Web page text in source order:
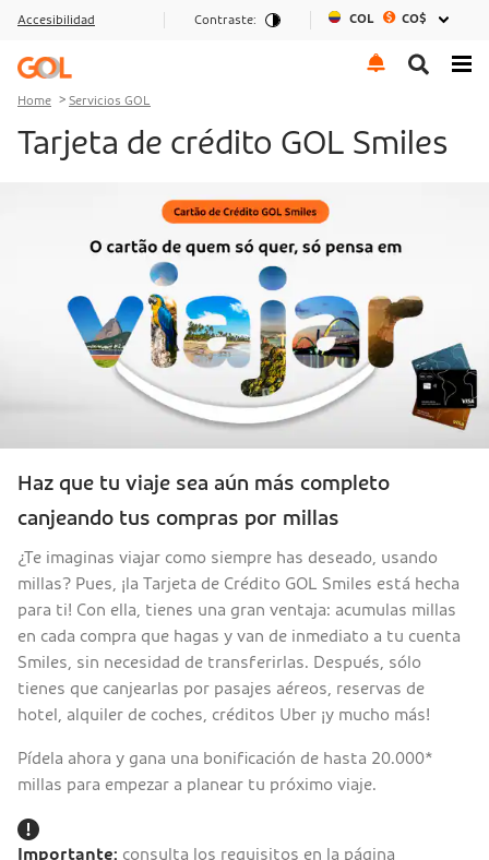
Go to menu
Go to the content
Go to footer
Accesibilidad Contraste: COL CO$
Home Servicios GOL
Tarjeta de crédito GOL Smiles
Haz que tu viaje sea aún más completo
canjeando tus compras por millas
¿Te imaginas viajar como siempre has deseado, usando
millas? Pues, ¡la Tarjeta de Crédito GOL Smiles está hecha
para ti! Con ella, tienes una gran ventaja: acumulas millas
en cada compra que hagas y van de inmediato a tu cuenta
Smiles, sin necesidad de transferirlas. Después, sólo
tienes que canjearlas por pasajes aéreos, reservas de
hotel, alquiler de coches, créditos Uber ¡y mucho más!
Pídela ahora y gana una bonificación de hasta 20.000*
millas para empezar a planear tu próximo viaje.
Importante: consulta los requisitos en la página